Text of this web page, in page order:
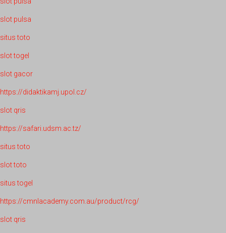
slot pulsa
situs toto
slot togel
slot gacor
https://didaktikamj.upol.cz/
slot qris
https://safari.udsm.ac.tz/
situs toto
slot toto
situs togel
https://cmnlacademy.com.au/product/rcg/
slot qris